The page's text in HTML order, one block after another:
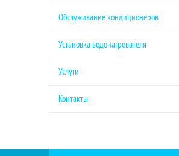
Обслуживание кондиционеров
Установка водонагревателя
Услуги
Контакты